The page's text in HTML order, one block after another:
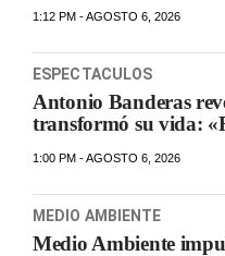
1:12 PM - AGOSTO 6, 2026
ESPECTACULOS
Antonio Banderas
transformó su vida:
1:00 PM - AGOSTO 6, 2026
MEDIO AMBIENTE
Medio Ambiente